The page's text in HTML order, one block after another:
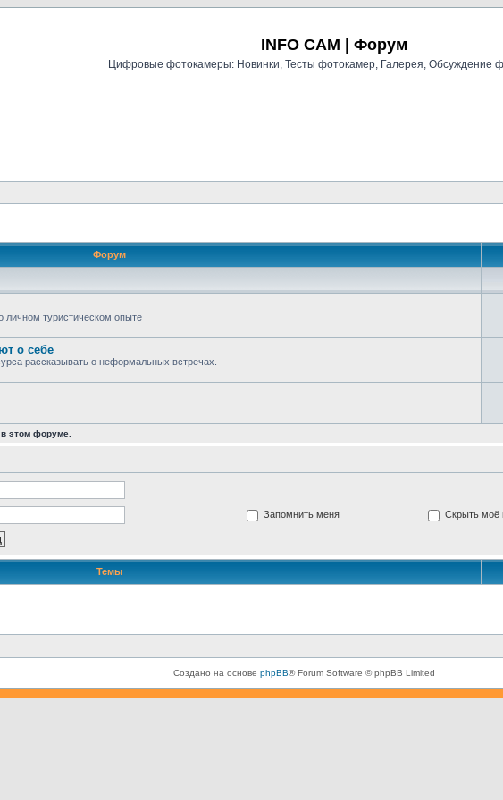
INFO CAM | Форум
Цифровые фотокамеры: Новинки, Тесты фотокамер, Галерея, Обсуждение
Форум
личном туристическом опыте
о себе
рассказывать о неформальных встречах.
этом форуме.
Запомнить меня Скрыть моё
Темы
Создано на основе phpBB® Forum Software © phpBB Limited